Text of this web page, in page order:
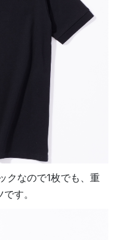
クなので1枚でも、重
す。